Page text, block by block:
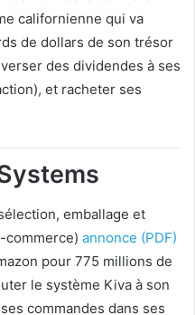
californienne qui va
de dollars de son trésor
des dividendes à ses
et racheter ses
emballage et
commerce) annonce (PDF)
pour 775 millions de
le système Kiva à son
commandes dans ses